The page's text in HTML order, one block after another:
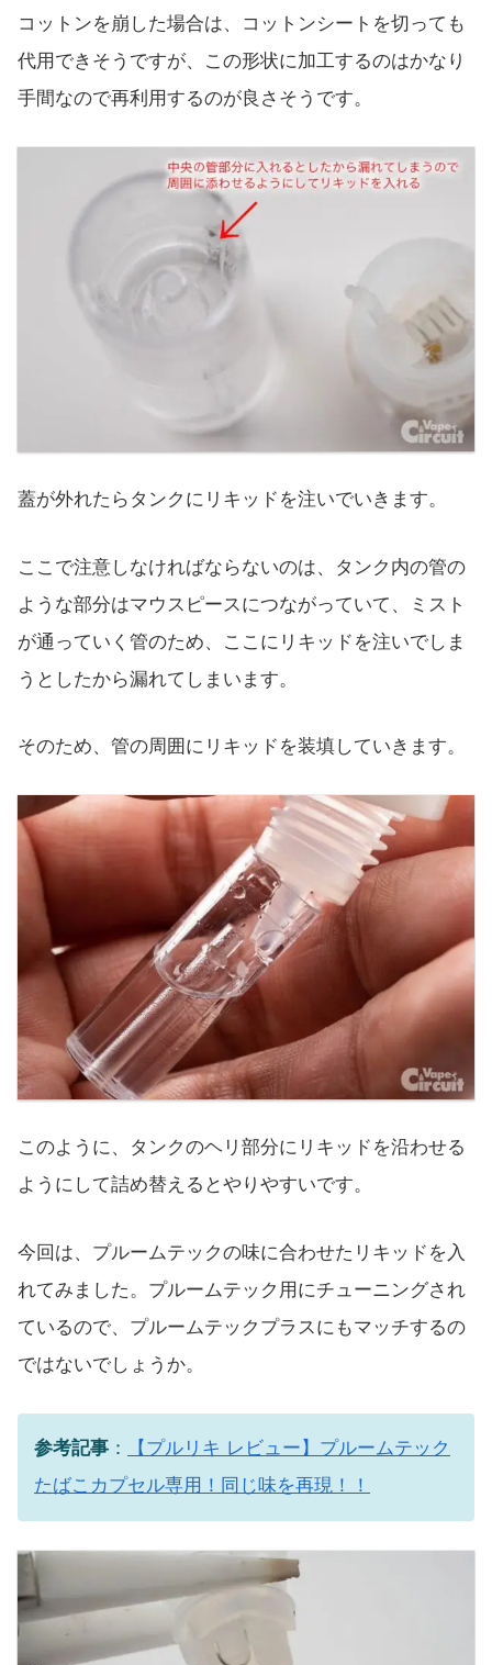
コットンを崩した場合は、コットンシートを切っても
代用できそうですが、この形状に加工するのはかなり
手間なので再利用するのが良さそうです。
蓋が外れたらタンクにリキッドを注いでいきます。
ここで注意しなければならないのは、タンク内の管の
ような部分はマウスピースにつながっていて、ミスト
が通っていく管のため、ここにリキッドを注いでしま
うとしたから漏れてしまいます。
そのため、管の周囲にリキッドを装填していきます。
このように、タンクのヘリ部分にリキッドを沿わせる
ようにして詰め替えるとやりやすいです。
今回は、プルームテックの味に合わせたリキッドを入
れてみました。プルームテック用にチューニングされ
ているので、プルームテックプラスにもマッチするの
ではないでしょうか。
参考記事 ：
【プルリキ レビュー】プルームテック
たばこカプセル専用！同じ味を再現！！